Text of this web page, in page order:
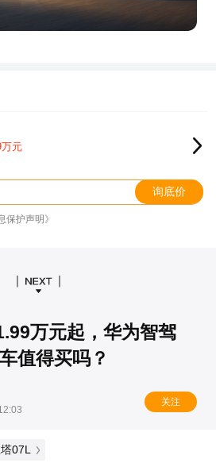
元
询底价
保护声明》
万元起，华为智驾
值得买吗？
关注
07L